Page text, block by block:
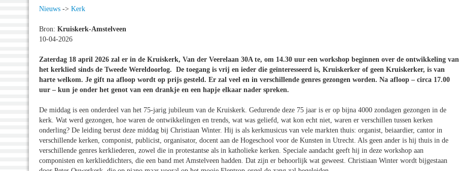
Nieuws -> Kerk
Bron: Kruiskerk-Amstelveen
10-04-2026
Zaterdag 18 april 2026 zal er in de Kruiskerk, Van der Veerelaan 30A te, om 14.30 uur een workshop beginnen over de ontwikkeling van
het kerklied sinds de Tweede Wereldoorlog. De toegang is vrij en ieder die geïnteresseerd is, Kruiskerker of geen Kruiskerker, is van
harte welkom. Je gift na afloop wordt op prijs gesteld. Er zal veel en in verschillende genres gezongen worden. Na afloop – circa 17.00
uur – kun je onder het genot van een drankje en een hapje elkaar nader spreken.
De middag is een onderdeel van het 75-jarig jubileum van de Kruiskerk. Gedurende deze 75 jaar is er op bijna 4000 zondagen gezongen in de
kerk. Wat werd gezongen, hoe waren de ontwikkelingen en trends, wat was geliefd, wat kon echt niet, waren er verschillen tussen kerken
onderling? De leiding berust deze middag bij Christiaan Winter. Hij is als kerkmusicus van vele markten thuis: organist, beiaardier, cantor in
verschillende kerken, componist, publicist, organisator, docent aan de Hogeschool voor de Kunsten in Utrecht. Als geen ander is hij thuis in de
verschillende genres kerkliederen, zowel die in protestantse als in katholieke kerken. Speciale aandacht geeft hij in deze workshop aan
componisten en kerklieddichters, die een band met Amstelveen hadden. Dat zijn er behoorlijk wat geweest. Christiaan Winter wordt bijgestaan